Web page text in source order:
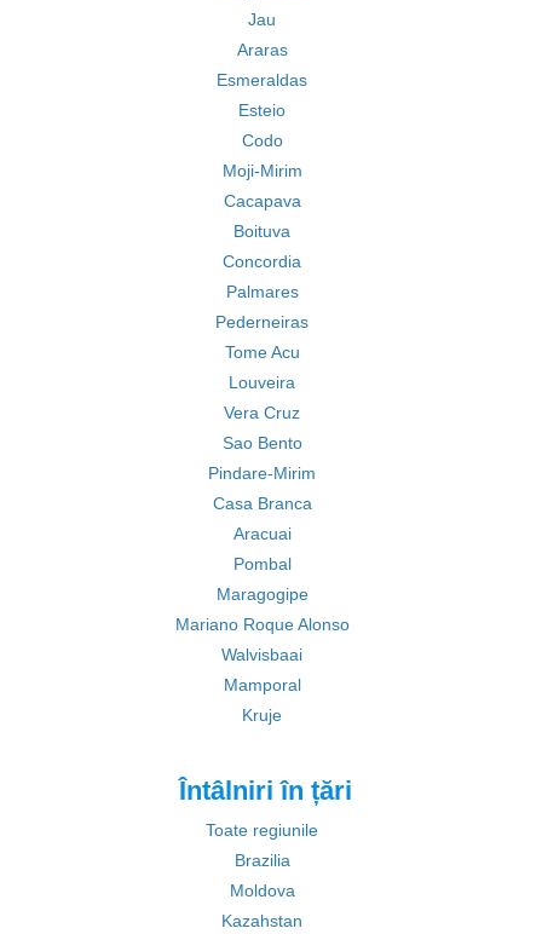
Jau
Araras
Esmeraldas
Esteio
Codo
Moji-Mirim
Cacapava
Boituva
Concordia
Palmares
Pederneiras
Tome Acu
Louveira
Vera Cruz
Sao Bento
Pindare-Mirim
Casa Branca
Aracuai
Pombal
Maragogipe
Mariano Roque Alonso
Walvisbaai
Mamporal
Kruje
Întâlniri în țări
Toate regiunile
Brazilia
Moldova
Kazahstan